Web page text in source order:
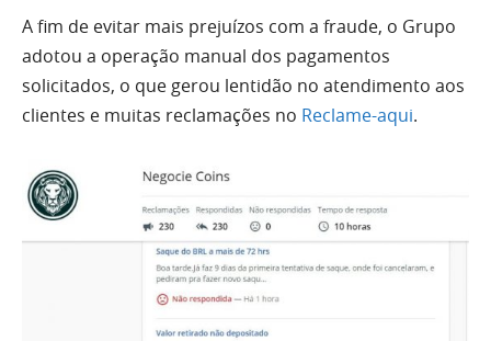
A fim de evitar mais prejuízos com a fraude, o Grupo
adotou a operação manual dos pagamentos
solicitados, o que gerou lentidão no atendimento aos
clientes e muitas reclamações no Reclame-aqui.